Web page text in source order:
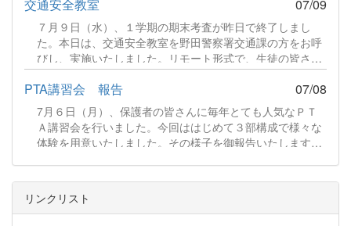
選んだ本が並べられています。また、図書だよりを発行し
ました。図書委員会の活動報告や新着図書の案内をしてい
ます。夏休み中の開館スケジュールも載せましたので、生
徒の皆さん、ぜひ来館ください。 図書だよりR8.7.pdf 341
KB ファイルダウンロードについて ダウンロード 続きをみ
る
交通安全教室 07/09
７月９日（水）、１学期の期末考査が昨日で終了しまし
た。本日は、交通安全教室を野田警察署交通課の方をお呼
びし、実施いたしました。リモート形式で、生徒の皆さん
は教室で講師のお話をお聞きしました。続きをみる
PTA講習会 報告 07/08
7月６日（月）、保護者の皆さんに毎年とても人気なＰＴ
Ａ講習会を行いました。今回ははじめて３部構成で様々な
体験を用意いたしました。その様子を御報告いたします。
リンクリスト